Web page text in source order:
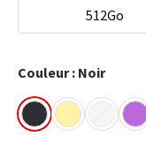
512Go
Couleur : Noir